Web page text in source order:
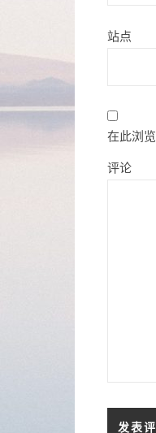
站点
在此浏
评论